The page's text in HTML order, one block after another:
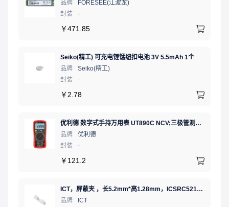
品牌
FORESEE(江波龙)
封装
-
￥471.85
Seiko(精工) 可充电锂锰纽扣电池 3V 5.5mAh 1个
品牌
Seiko(精工)
封装
-
￥ 2.78
优利德 数字式手持万用表 UT890C NCV;三极管测试;二极管测试;火线辨别;真有效值;通断测试
品牌
优利德
封装
-
￥ 121.2
ICT，屏蔽夹 ，长5.2mm*高1.28mm，ICSRC52128SFR
品牌
ICT